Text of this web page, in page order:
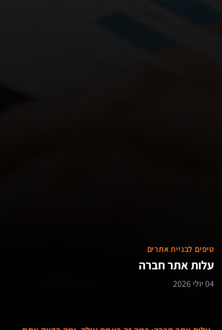
טיפים לבניית אתרים
עלות אתר חברה
04 יולי 2026